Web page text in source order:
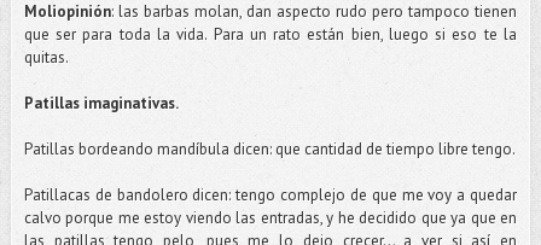
Moliopinión: las barbas molan, dan aspecto rudo pero tampoco tienen
que ser para toda la vida. Para un rato están bien, luego si eso te la
quitas.
Patillas imaginativas.
Patillas bordeando mandíbula dicen: que cantidad de tiempo libre tengo.
Patillacas de bandolero dicen: tengo complejo de que me voy a quedar
calvo porque me estoy viendo las entradas, y he decidido que ya que en